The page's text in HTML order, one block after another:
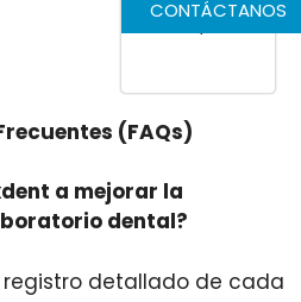
CONTÁCTANOS
(FAQs)
a mejorar la
dental?
registro detallado de cada